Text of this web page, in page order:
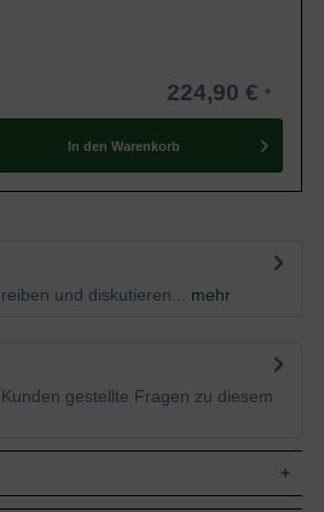
224,90 €
In den Warenkorb
und diskutieren...
mehr
gestellte Fragen zu diesem